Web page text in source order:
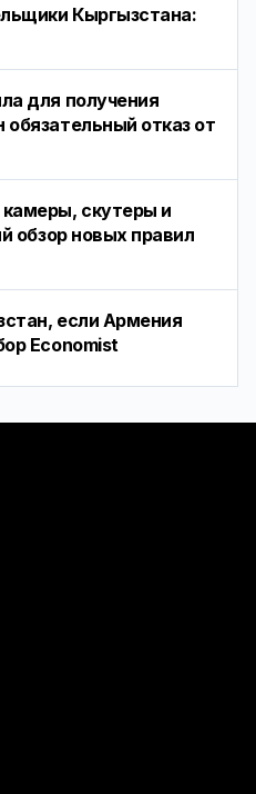
Кыргызстана:
для получения
отказ от
скутеры и
обзор новых правил
если Армения
Economist